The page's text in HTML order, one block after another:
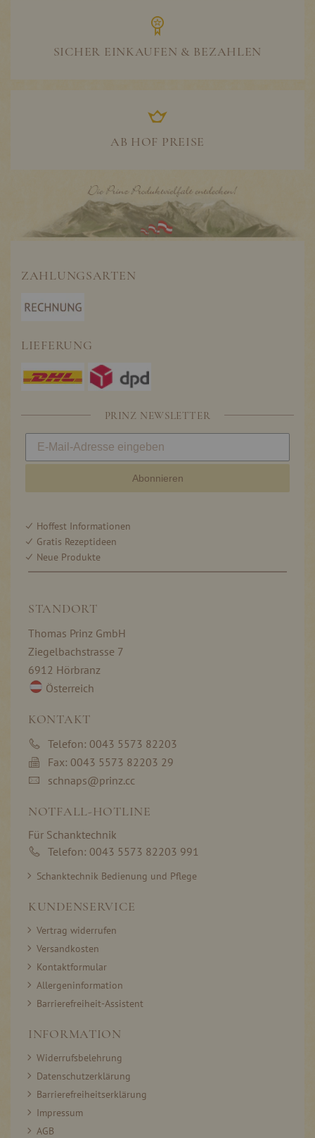
SICHER EINKAUFEN & BEZAHLEN
AB HOF PREISE
ZAHLUNGSARTEN
LIEFERUNG
PRINZ NEWSLETTER
Abonnieren
Hoffest Informationen
Gratis Rezeptideen
Neue Produkte
STANDORT
Thomas Prinz GmbH
Ziegelbachstrasse 7
6912 Hörbranz
Österreich
KONTAKT
Telefon: 0043 5573 82203
Fax: 0043 5573 82203 29
schnaps@prinz.cc
NOTFALL-HOTLINE
Für Schanktechnik
Telefon: 0043 5573 82203 991
Schanktechnik Bedienung und Pflege
KUNDENSERVICE
Vertrag widerrufen
Versandkosten
Kontaktformular
Allergeninformation
Barrierefreiheit-Assistent
INFORMATION
Widerrufsbelehrung
Datenschutzerklärung
Barrierefreiheitserklärung
Impressum
AGB